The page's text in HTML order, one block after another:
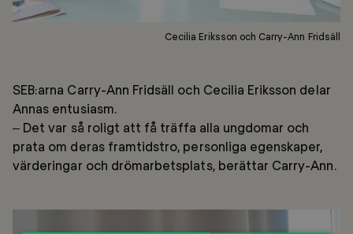
Cecilia Eriksson och Carry-Ann Fridsäll
SEB:arna Carry-Ann Fridsäll och Cecilia Eriksson delar
Annas entusiasm.
– Det var så roligt att få träffa alla ungdomar och
prata om deras framtidstro, personliga egenskaper,
värderingar och drömarbetsplats, berättar Carry-Ann.